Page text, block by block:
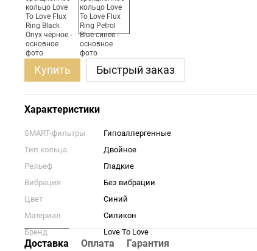
Купить Быстрый заказ
Характеристики
SMART-фильтры
Гипоаллергенные
Тип кольца
Двойное
Рельеф
Гладкие
Вибрация
Без вибрации
Цвет
Синий
Материал
Силикон
Бренд
Love To Love
Доставка Оплата Гарантия